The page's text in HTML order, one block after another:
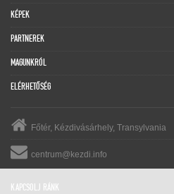
KÉPEK
PARTNEREK
MAGUNKRÓL
ELÉRHETŐSÉG
Főtér, Kézdivásárhely, Transylvania
centrum@kezdi.info
KAPCSOLJ RÁNK